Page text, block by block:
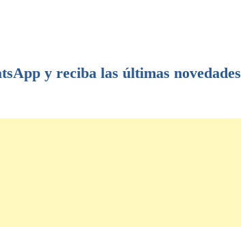
y reciba las últimas novedades